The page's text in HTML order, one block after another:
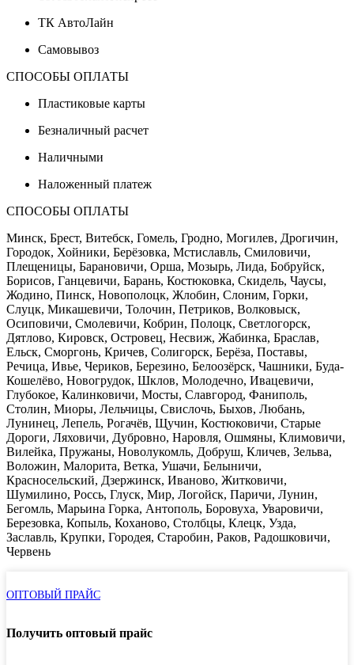
ТК АвтоЛайн
Самовывоз
СПОСОБЫ ОПЛАТЫ
Пластиковые карты
Безналичный расчет
Наличными
Наложенный платеж
СПОСОБЫ ОПЛАТЫ
Минск, Брест, Витебск, Гомель, Гродно, Могилев, Дрогичин,
Городок, Хойники, Берёзовка, Мстиславль, Смиловичи,
Плещеницы, Барановичи, Орша, Мозырь, Лида, Бобруйск,
Борисов, Ганцевичи, Барань, Костюковка, Скидель, Чаусы,
Жодино, Пинск, Новополоцк, Жлобин, Слоним, Горки,
Слуцк, Микашевичи, Толочин, Петриков, Волковыск,
Осиповичи, Смолевичи, Кобрин, Полоцк, Светлогорск,
Дятлово, Кировск, Островец, Несвиж, Жабинка, Браслав,
Ельск, Сморгонь, Кричев, Солигорск, Берёза, Поставы,
Речица, Ивье, Чериков, Березино, Белоозёрск, Чашники, Буда-
Кошелёво, Новогрудок, Шклов, Молодечно, Ивацевичи,
Глубокое, Калинковичи, Мосты, Славгород, Фаниполь,
Столин, Миоры, Лельчицы, Свислочь, Быхов, Любань,
Лунинец, Лепель, Рогачёв, Щучин, Костюковичи, Старые
Дороги, Ляховичи, Дубровно, Наровля, Ошмяны, Климовичи,
Вилейка, Пружаны, Новолукомль, Добруш, Кличев, Зельва,
Воложин, Малорита, Ветка, Ушачи, Белыничи,
Красносельский, Дзержинск, Иваново, Житковичи,
Шумилино, Россь, Глуск, Мир, Логойск, Паричи, Лунин,
Бегомль, Марьина Горка, Антополь, Боровуха, Уваровичи,
Березовка, Копыль, Коханово, Столбцы, Клецк, Узда,
Заславль, Крупки, Городея, Старобин, Раков, Радошковичи,
Червень
ОПТОВЫЙ ПРАЙС
Получить оптовый прайс